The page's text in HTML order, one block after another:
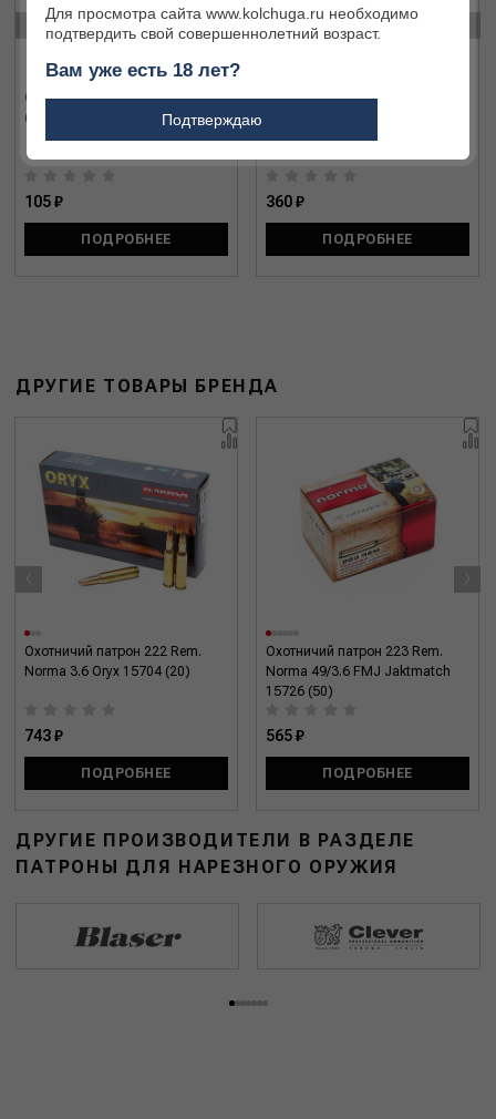
Охотничий патрон 308 Win.
(7,62 x 51) Redtim (Техкрим)
105 ₽
ПОДРОБНЕЕ
Охотничий патрон 308 Win.
(Техкрим)
360 ₽
ПОДРОБНЕЕ
ДРУГИЕ ТОВАРЫ БРЕНДА
Охотничий патрон 222 Rem.
Norma 3.6 Oryx 15704 (20)
743 ₽
ПОДРОБНЕЕ
Охотничий патрон 223 Rem.
Norma 49/3.6 FMJ Jaktmatch
15726 (50)
565 ₽
ПОДРОБНЕЕ
‹ ›
ДРУГИЕ ПРОИЗВОДИТЕЛИ В РАЗДЕЛЕ
ПАТРОНЫ ДЛЯ НАРЕЗНОГО ОРУЖИЯ
Для просмотра сайта www.kolchuga.ru необходимо
подтвердить свой совершеннолетний возраст.
Вам уже есть 18 лет?
Подтверждаю